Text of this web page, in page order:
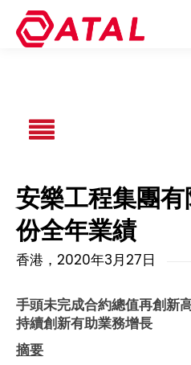
安樂工程集團
份全年業績
香港，2020年3月27日
手頭未完成合約總值再創新
持續創新有助業務增長
摘要